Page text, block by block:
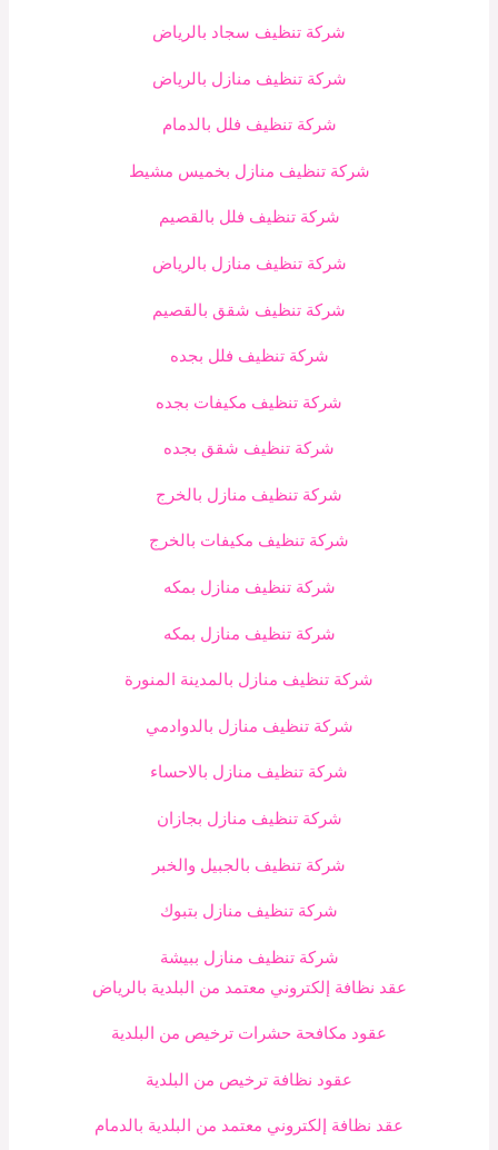
شركة تنظيف سجاد بالرياض
شركة تنظيف منازل بالرياض
شركة تنظيف فلل بالدمام
شركة تنظيف منازل بخميس مشيط
شركة تنظيف فلل بالقصيم
شركة تنظيف منازل بالرياض
شركة تنظيف شقق بالقصيم
شركة تنظيف فلل بجده
شركة تنظيف مكيفات بجده
شركة تنظيف شقق بجده
شركة تنظيف منازل بالخرج
شركة تنظيف مكيفات بالخرج
شركة تنظيف منازل بمكه
شركة تنظيف منازل بمكه
شركة تنظيف منازل بالمدينة المنورة
شركة تنظيف منازل بالدوادمي
شركة تنظيف منازل بالاحساء
شركة تنظيف منازل بجازان
شركة تنظيف بالجبيل والخبر
شركة تنظيف منازل بتبوك
شركة تنظيف منازل ببيشة
عقد نظافة إلكتروني معتمد من البلدية بالرياض
عقود مكافحة حشرات ترخيص من البلدية
عقود نظافة ترخيص من البلدية
عقد نظافة إلكتروني معتمد من البلدية بالدمام